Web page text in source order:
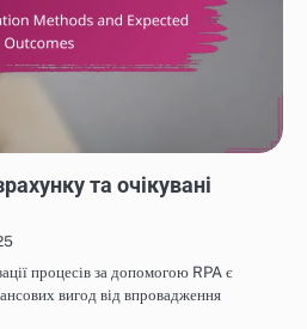
та очікувані
процесів за допомогою RPA є
вигод від впровадження